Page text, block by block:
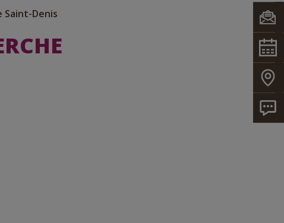
Saint-Denis